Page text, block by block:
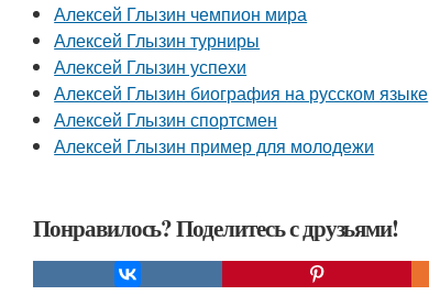
Алексей Глызин чемпион мира
Алексей Глызин турниры
Алексей Глызин успехи
Алексей Глызин биография на русском языке
Алексей Глызин спортсмен
Алексей Глызин пример для молодежи
Понравилось? Поделитесь с друзьями!